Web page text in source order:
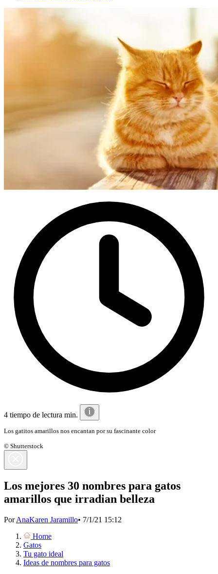
4 tiempo de lectura min.
Los gatitos amarillos nos encantan por su fascinante color
© Shutterstock
Los mejores 30 nombres para gatos
amarillos que irradian belleza
PorAnaKaren Jaramillo• 7/1/21 15:12
Home
Gatos
Tu gato ideal
Ideas de nombres para gatos